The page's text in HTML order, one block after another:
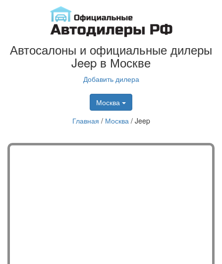
Автосалоны и официальные дилеры
Jeep в Москве
Добавить дилера
Москва
Главная / Москва/ Jeep